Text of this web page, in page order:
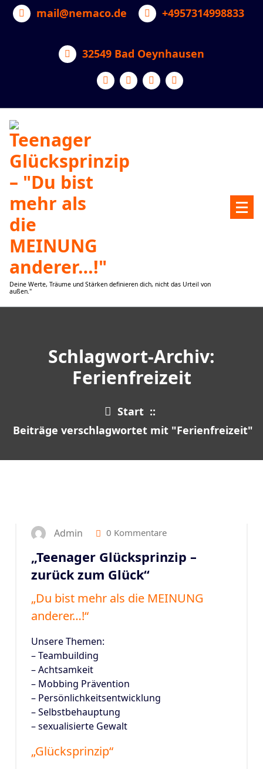
Zum
Inhalt
mail@nemaco.de +4957314998833
32549 Bad Oeynhausen
Deine Werte, Träume und Stärken definieren dich, nicht das Urteil von
außen."
Schlagwort-Archiv:
Ferienfreizeit
Start ::
Beiträge verschlagwortet mit "Ferienfreizeit"
Admin 0 Kommentare
„Teenager Glücksprinzip –
zurück zum Glück“
„Du bist mehr als die MEINUNG
anderer…!“
Unsere Themen:
– Teambuilding
– Achtsamkeit
– Mobbing Prävention
– Persönlichkeitsentwicklung
– Selbstbehauptung
– sexualisierte Gewalt
„Glücksprinzip“